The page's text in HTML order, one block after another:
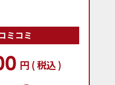
ミコミ
円 ( 税込 )